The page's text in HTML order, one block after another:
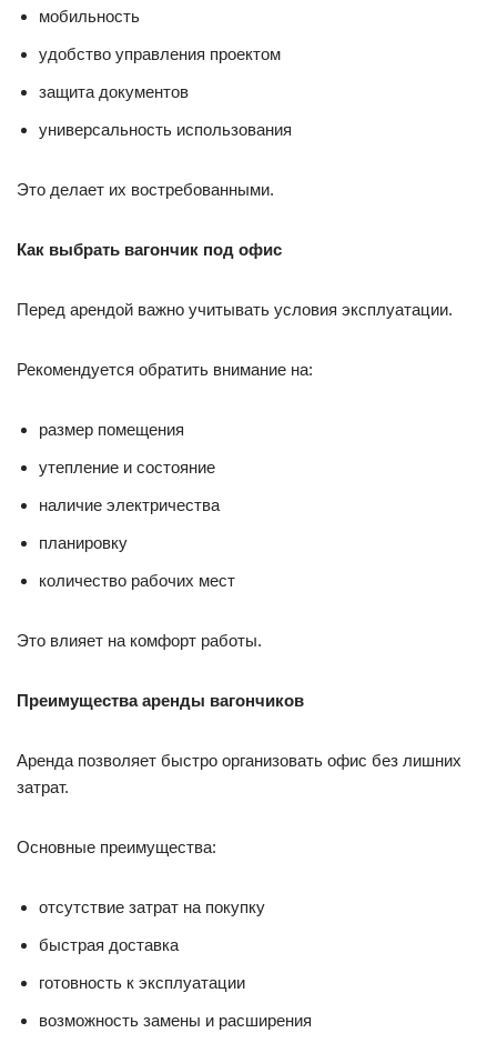
мобильность
удобство управления проектом
защита документов
универсальность использования
Это делает их востребованными.
Как выбрать вагончик под офис
Перед арендой важно учитывать условия эксплуатации.
Рекомендуется обратить внимание на:
размер помещения
утепление и состояние
наличие электричества
планировку
количество рабочих мест
Это влияет на комфорт работы.
Преимущества аренды вагончиков
Аренда позволяет быстро организовать офис без лишних
затрат.
Основные преимущества:
отсутствие затрат на покупку
быстрая доставка
готовность к эксплуатации
возможность замены и расширения